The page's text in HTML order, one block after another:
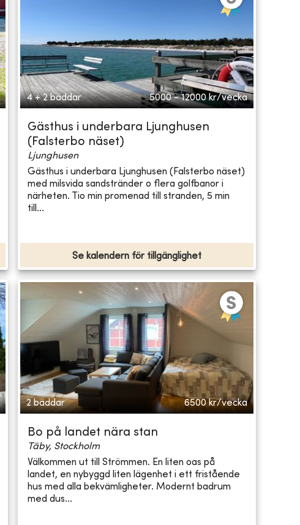
4 + 2 bäddar 5000 - 12000 kr/vecka
Gästhus i underbara Ljunghusen
(Falsterbo näset)
Ljunghusen
Gästhus i underbara Ljunghusen (Falsterbo näset)
med milsvida sandstränder o flera golfbanor i
närheten. Tio min promenad till stranden, 5 min
till...
Se kalendern för tillgänglighet
2 bäddar 6500 kr/vecka
Bo på landet nära stan
Täby, Stockholm
Välkommen ut till Strömmen. En liten oas på
landet, en nybyggd liten lägenhet i ett fristående
hus med alla bekvämligheter. Modernt badrum
med dus...